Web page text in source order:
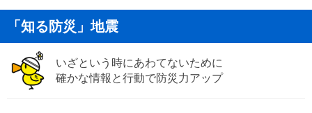
「知る防災」地震
いざという時にあわてないために
確かな情報と行動で防災力アップ